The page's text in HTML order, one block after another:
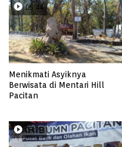
05:44
Menikmati Asyiknya
Berwisata di Mentari Hill
Pacitan
03:29